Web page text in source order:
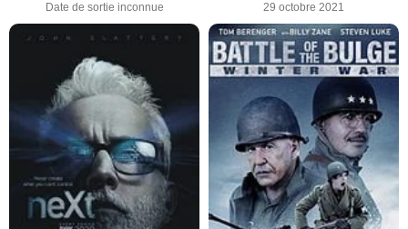
Date de sortie inconnue 29 octobre 2021